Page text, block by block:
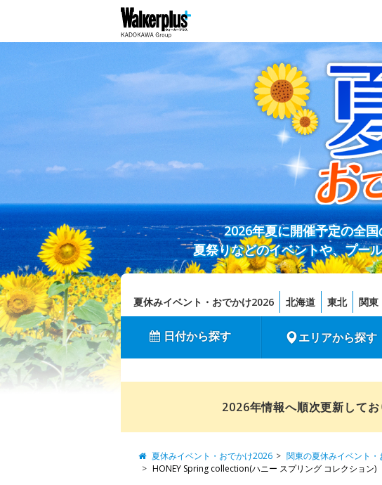
2026年夏に開催予定の全
夏祭りなどのイベントや、プー
夏休みイベント・おでかけ2026 北海道 東北 関東
日付から探す エリアから探す
2026年情報へ順次更新して
夏休みイベント・おでかけ2026 関東の夏休みイベント・
HONEY Spring collection(ハニー スプリング コレクション)